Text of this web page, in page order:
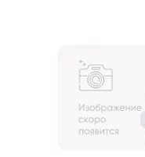
3D тур по производству
3D тур по складам